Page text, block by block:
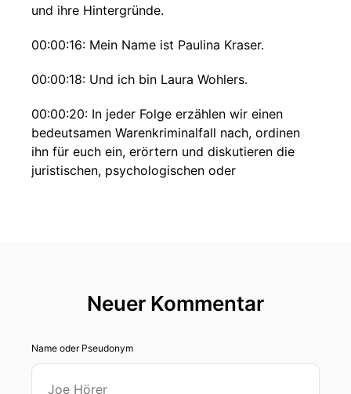
und ihre Hintergründe.
00:00:16: Mein Name ist Paulina Kraser.
00:00:18: Und ich bin Laura Wohlers.
00:00:20: In jeder Folge erzählen wir einen
bedeutsamen Warenkriminalfall nach, ordinen
ihn für euch ein, erörtern und diskutieren die
juristischen, psychologischen oder
um die Schicksale von echten Menschen.
Hinterkopf.
00:00:36: Das machen wir auch.
Neuer Kommentar
Name oder Pseudonym